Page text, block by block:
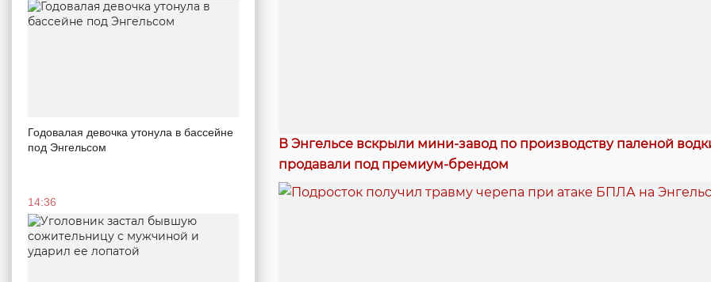
Годовалая девочка утонула в бассейне
под Энгельсом
14:36
В Энгельсе вскрыли мини-завод по производству паленой
продавали под премиум-брендом